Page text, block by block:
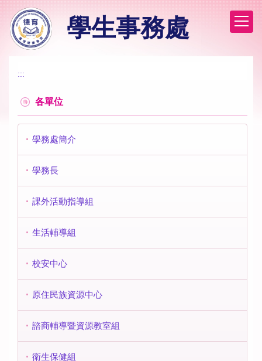
到
主
學生事務處
:::
各單位
學務處簡介
學務長
課外活動指導組
生活輔導組
校安中心
原住民族資源中心
諮商輔導暨資源教室組
衛生保健組